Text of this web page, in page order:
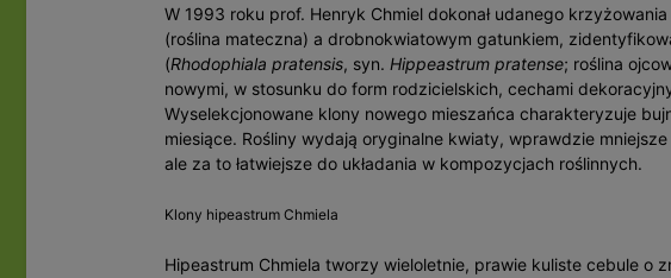
W 1993 roku prof. Henryk Chmiel dokonał udanego
(roślina mateczna) a drobnokwiatowym gatunkiem,
(Rhodophiala pratensis, syn. Hippeastrum pratense; roślina
nowymi, w stosunku do form rodzicielskich, cechami
Wyselekcjonowane klony nowego mieszańca charakteryzuje
miesiące. Rośliny wydają oryginalne kwiaty, wprawdzie
ale za to łatwiejsze do układania w kompozycjach roślinnych.
Klony hipeastrum Chmiela
Hipeastrum Chmiela tworzy wieloletnie, prawie kuliste cebule o